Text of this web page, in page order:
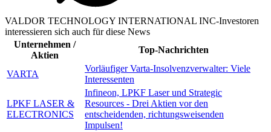
VALDOR TECHNOLOGY INTERNATIONAL INC-Investoren
interessieren sich auch für diese News
Unternehmen /
Aktien
Top-Nachrichten
VARTA
Vorläufiger Varta-Insolvenzverwalter: Viele
Interessenten
LPKF LASER &
ELECTRONICS
Infineon, LPKF Laser und Strategic
Resources - Drei Aktien vor den
entscheidenden, richtungsweisenden
Impulsen!